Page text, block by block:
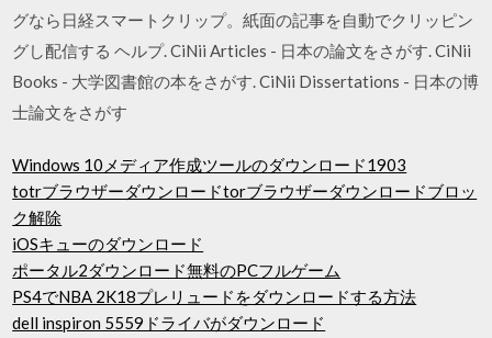
グなら日経スマートクリップ。紙面の記事を自動でクリッピン
グし配信する ヘルプ. CiNii Articles - 日本の論文をさがす. CiNii
Books - 大学図書館の本をさがす. CiNii Dissertations - 日本の博
士論文をさがす
Windows 10メディア作成ツールのダウンロード1903
totrブラウザーダウンロードtorブラウザーダウンロードブロッ
ク解除
iOSキューのダウンロード
ポータル2ダウンロード無料のPCフルゲーム
PS4でNBA 2K18プレリュードをダウンロードする方法
dell inspiron 5559ドライバがダウンロード